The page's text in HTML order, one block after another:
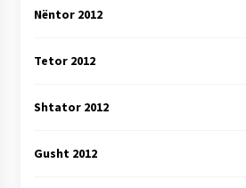
Nëntor 2012
Tetor 2012
Shtator 2012
Gusht 2012